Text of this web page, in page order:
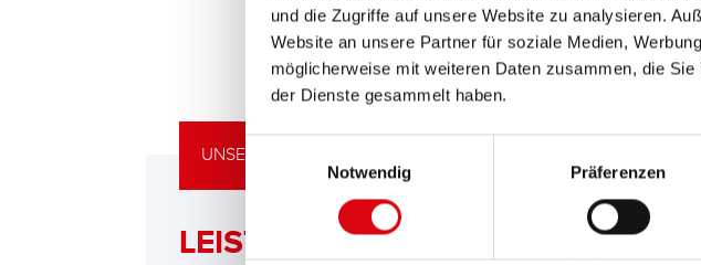
und die Zugriffe auf unsere Website zu analysieren.
Website an unsere Partner für soziale Medien,
möglicherweise mit weiteren Daten zusammen, die
der Dienste gesammelt haben.
Notwendig
Präferenzen
LEISTUNGSSTARKE
UNSERE UPGRADING EMPFEHLUNG